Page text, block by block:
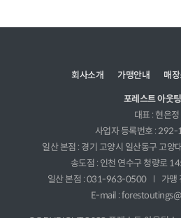
회사소개 가맹안내 매
포레스트 아웃
대표 : 현은정
사업자 등록번호 :
일산 본점 : 경기 고양시 일산동구 고
송도점 : 인천 연수구 청량로
일산 본점 : 031-963-0500
가
E-mail :